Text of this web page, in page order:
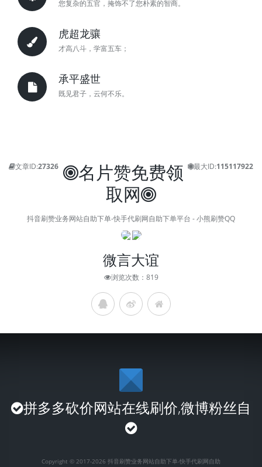
您复杂的五官，掩饰不了您朴素的智商。
虎超龙骧
才高八斗，学富五车；
承平盛世
既见君子，云何不乐。
文章ID:27326 最大ID:115117922
名片赞免费领
取网
抖音刷赞业务网站自助下单-快手代刷网自助下单平台 - 小熊刷赞QQ
微言大谊
浏览次数：819
拼多多砍价网站在线刷价,微博粉丝自
Copyright © 2017-2026 抖音刷赞业务网站自助下单-快手代刷网自助